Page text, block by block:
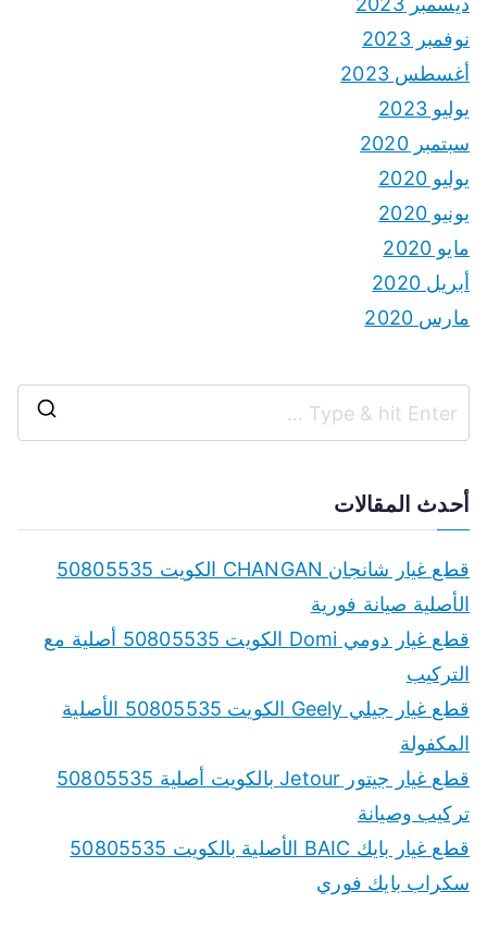
نوفمبر 2023
أغسطس 2023
يوليو 2023
سبتمبر 2020
يوليو 2020
يونيو 2020
مايو 2020
أبريل 2020
مارس 2020
r
أحدث المقالات
قطع غيار شانجان CHANGAN الكويت 50805535
الأصلية صيانة فورية
قطع غيار دومي Domi الكويت 50805535 أصلية مع
التركيب
قطع غيار جيلي Geely الكويت 50805535 الأصلية
المكفولة
قطع غيار جيتور Jetour بالكويت أصلية 50805535
تركيب وصيانة
قطع غيار بايك BAIC الأصلية بالكويت 50805535
سكراب بايك فوري